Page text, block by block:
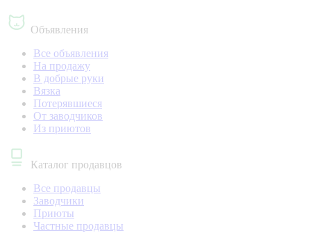
Объявления
Все объявления
На продажу
В добрые руки
Вязка
Потерявшиеся
От заводчиков
Из приютов
Каталог продавцов
Все продавцы
Заводчики
Приюты
Частные продавцы